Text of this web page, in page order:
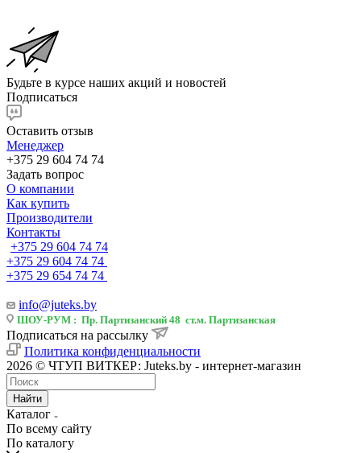
Будьте в курсе наших акций и новостей
Подписаться
Оставить отзыв
Менеджер
+375 29 604 74 74
Задать вопрос
О компании
Как купить
Производители
Контакты
+375 29 604 74 74
+375 29 604 74 74
+375 29 654 74 74
info@juteks.by
ШОУ-РУМ : Пр. Партизанский 48 ст.м. Партизанская
Подписаться на рассылку
Политика конфиденциальности
2026 © ЧТУП ВИТКЕР: Juteks.by - интернет-магазин
Найти
Каталог
По всему сайту
По каталогу